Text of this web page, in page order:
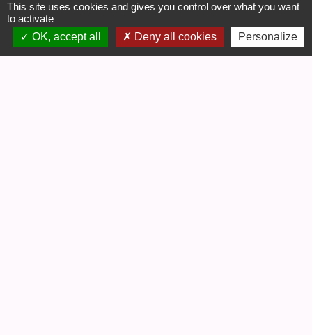
This site uses cookies and gives you control over what you want
to activate
OK, accept all
Deny all cookies Personalize